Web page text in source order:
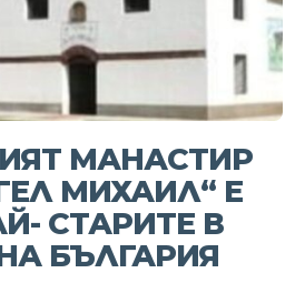
МАНАСТИР
МИХАИЛ“ Е
СТАРИТЕ В
БЪЛГАРИЯ